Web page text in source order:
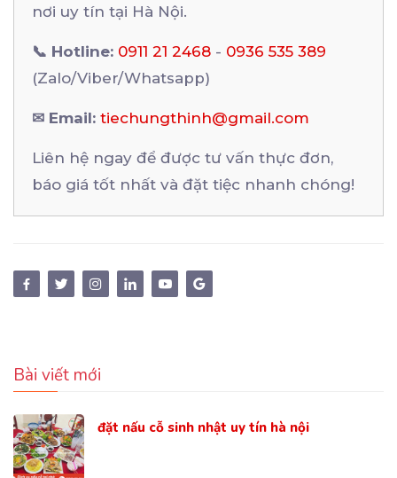
nơi uy tín tại Hà Nội.
📞 Hotline: 0911 21 2468 - 0936 535 389
(Zalo/Viber/Whatsapp)
✉ Email: tiechungthinh@gmail.com
Liên hệ ngay để được tư vấn thực đơn,
báo giá tốt nhất và đặt tiệc nhanh chóng!
Bài viết mới
đặt nấu cỗ sinh nhật uy tín hà nội